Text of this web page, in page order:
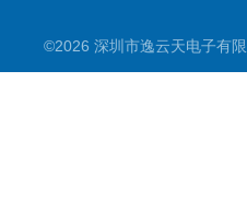
©2026 深圳市逸云天电子有